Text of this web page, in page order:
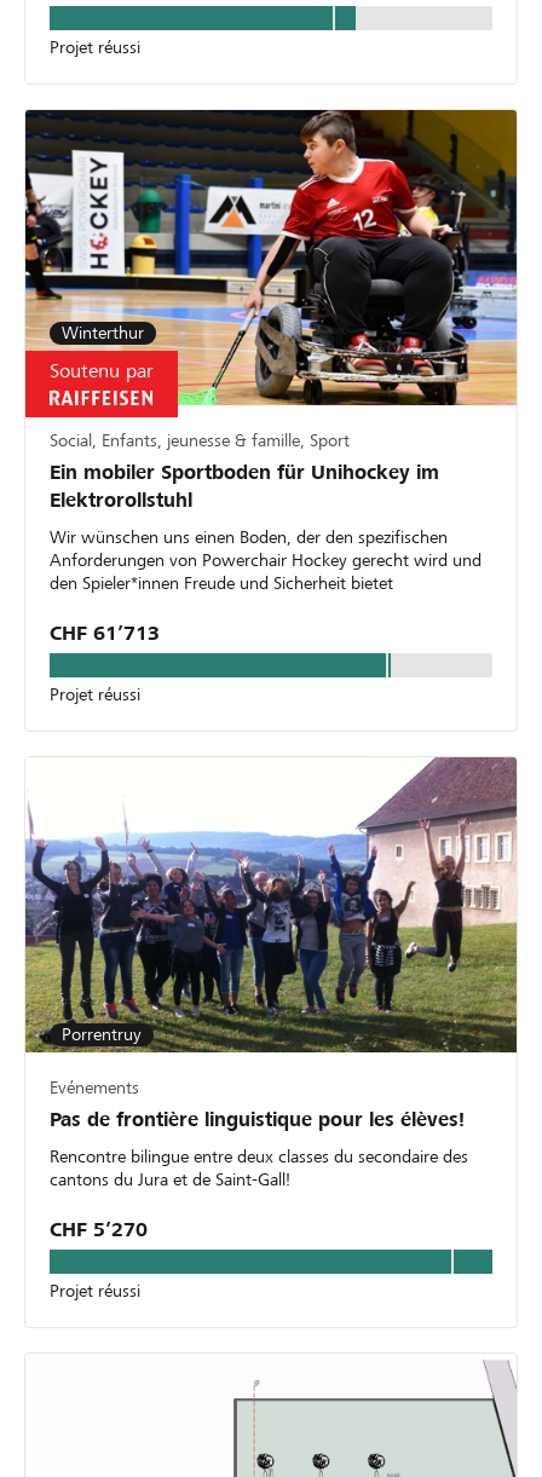
Projet réussi
Winterthur
Soutenu par
Social, Enfants, jeunesse & famille, Sport
Ein mobiler Sportboden für Unihockey im
Elektrorollstuhl
Wir wünschen uns einen Boden, der den spezifischen
Anforderungen von Powerchair Hockey gerecht wird und
den Spieler*innen Freude und Sicherheit bietet
CHF 61’713
Projet réussi
Porrentruy
Evénements
Pas de frontière linguistique pour les élèves!
Rencontre bilingue entre deux classes du secondaire des
cantons du Jura et de Saint-Gall!
CHF 5’270
Projet réussi